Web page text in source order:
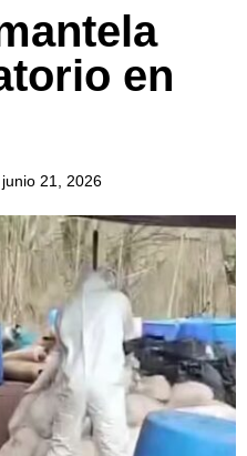
en
junio 21, 2026